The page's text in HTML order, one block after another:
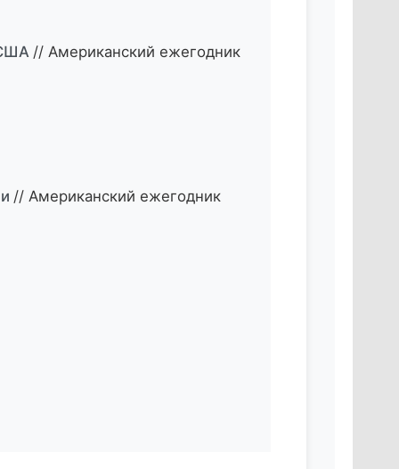
// Американский ежегодник
// Американский ежегодник